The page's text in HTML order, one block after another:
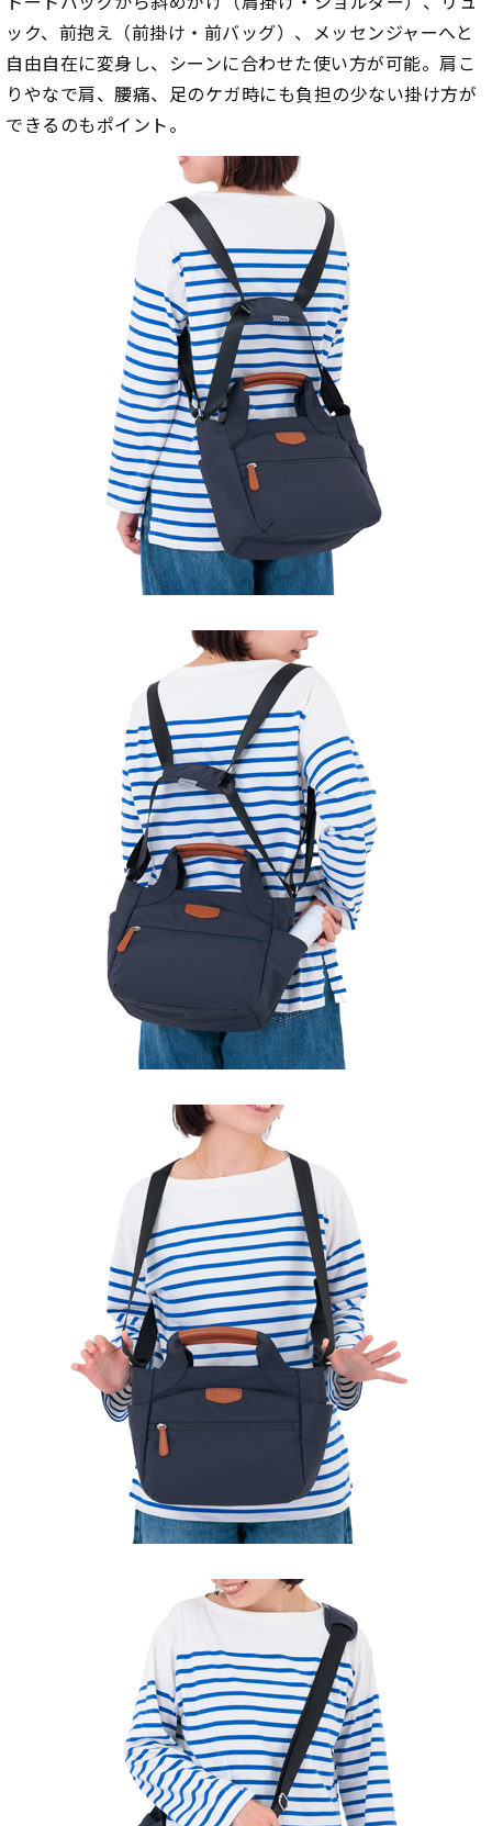
ック、前抱え（前掛け・前バッグ）、メッセンジャーへと
自由自在に変身し、シーンに合わせた使い方が可能。肩こ
りやなで肩、腰痛、足のケガ時にも負担の少ない掛け方が
できるのもポイント。